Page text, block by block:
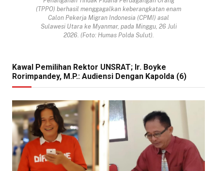
(TPPO) berhasil menggagalkan keberangkatan enam
Calon Pekerja Migran Indonesia (CPMI) asal
Sulawesi Utara ke Myanmar, pada Minggu, 26 Juli
2026. (Foto: Humas Polda Sulut).
Kawal Pemilihan Rektor UNSRAT; Ir. Boyke
Rorimpandey, M.P.: Audiensi Dengan Kapolda (6)